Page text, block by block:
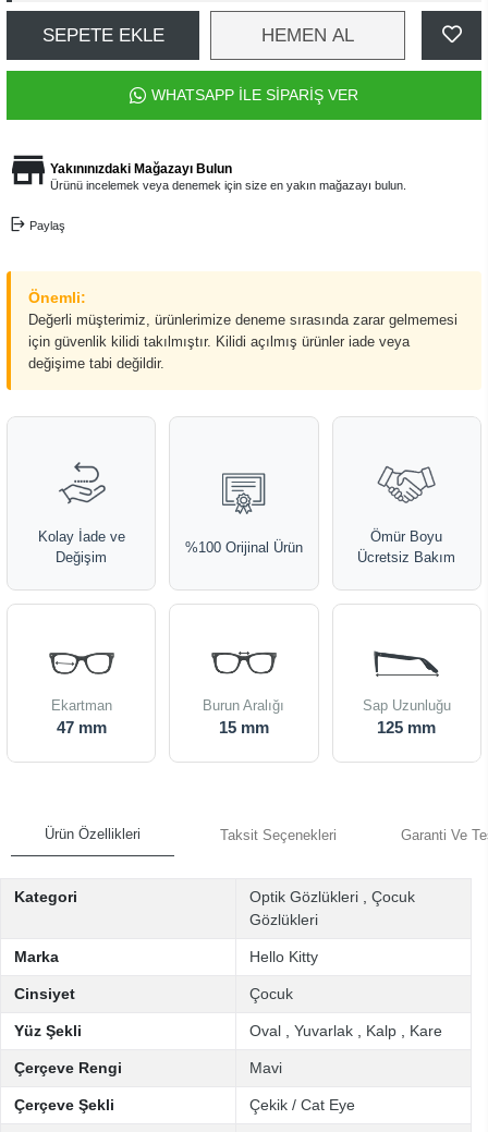
SEPETE EKLE HEMEN AL
WHATSAPP İLE SİPARİŞ VER
Yakınınızdaki Mağazayı Bulun
Ürünü incelemek veya denemek için size en yakın mağazayı bulun.
Paylaş
Önemli:
Değerli müşterimiz, ürünlerimize deneme sırasında zarar gelmemesi
için güvenlik kilidi takılmıştır. Kilidi açılmış ürünler iade veya
değişime tabi değildir.
Kolay İade ve
Değişim
%100 Orijinal Ürün
Ömür Boyu
Ücretsiz Bakım
Ekartman
47 mm
Burun Aralığı
15 mm
Sap Uzunluğu
125 mm
Ürün Özellikleri Taksit Seçenekleri Garanti Ve
Kategori Optik Gözlükleri
Çocuk
Gözlükleri
Marka Hello Kitty
Cinsiyet Çocuk
Yüz Şekli Oval Yuvarlak Kalp Kare
Çerçeve Rengi Mavi
Çerçeve Şekli Çekik / Cat Eye